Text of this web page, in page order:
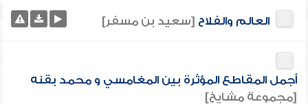
العالم والفلاح [سعيد بن مسفر]
أجمل المقاطع المؤثرة بين المغامسي و محمد بقنه
[مجموعة مشايخ]